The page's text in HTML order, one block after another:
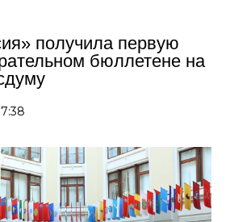
получила первую
бюллетене на